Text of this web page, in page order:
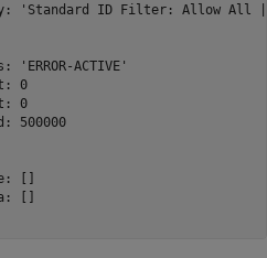
'Standard ID Filter: Allow All
'ERROR-ACTIVE'
0
0
500000
[]
[]